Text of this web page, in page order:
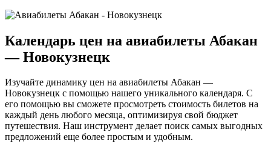
Календарь цен на авиабилеты Абакан
— Новокузнецк
Изучайте динамику цен на авиабилеты Абакан —
Новокузнецк с помощью нашего уникального календаря. С
его помощью вы сможете просмотреть стоимость билетов на
каждый день любого месяца, оптимизируя свой бюджет
путешествия. Наш инструмент делает поиск самых выгодных
предложений еще более простым и удобным.